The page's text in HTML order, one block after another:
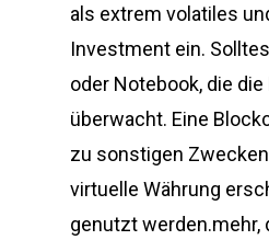
als extrem volatiles
Investment ein.
oder Notebook, die
überwacht. Eine
zu sonstigen
virtuelle Währung
genutzt werden.mehr,